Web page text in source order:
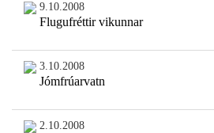
9.10.2008
Flugufréttir vikunnar
3.10.2008
Jómfrúarvatn
2.10.2008